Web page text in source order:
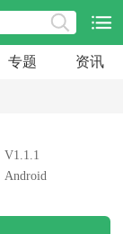
专题 资讯
V1.1.1
Android